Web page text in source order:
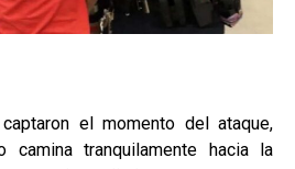
el momento del ataque,
camina tranquilamente hacia la